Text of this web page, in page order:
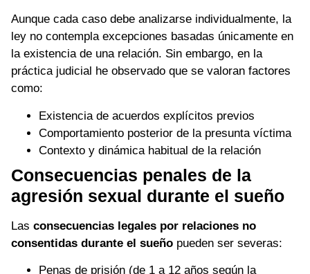
Aunque cada caso debe analizarse individualmente, la
ley no contempla excepciones basadas únicamente en
la existencia de una relación. Sin embargo, en la
práctica judicial he observado que se valoran factores
como:
Existencia de acuerdos explícitos previos
Comportamiento posterior de la presunta víctima
Contexto y dinámica habitual de la relación
Consecuencias penales de la
agresión sexual durante el sueño
Las consecuencias legales por relaciones no
consentidas durante el sueño pueden ser severas:
Penas de prisión (de 1 a 12 años según la